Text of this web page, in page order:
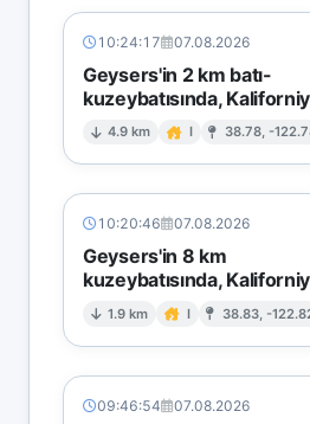
10:24:17 07.08.2026
Geysers'in 2 km batı-
kuzeybatısında,
4.9 km I 38.78, -
10:20:46 07.08.2026
Geysers'in 8 km
kuzeybatısında,
1.9 km I 38.83, -
09:46:54 07.08.2026